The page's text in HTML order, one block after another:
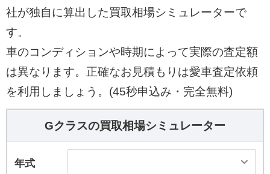
社が独自に算出した買取相場シミュレーターで
す。
車のコンディションや時期によって実際の査定額
は異なります。正確なお見積もりは愛車査定依頼
を利用しましょう。(45秒申込み・完全無料)
Gクラスの買取相場シミュレーター
年式